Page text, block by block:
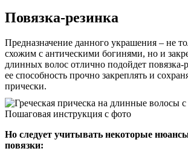
Повязка-резинка
Предназначение данного украшения – не
схожим с антическими богинями, но и
длинных волос отлично подойдет повязка-
ее способность прочно закреплять и
прически.
Но следует учитывать некоторые
повязки: